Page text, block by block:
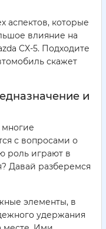
аспектов, которые
влияние на
CX-5. Подходите
скажет
и
многие
с вопросами о
роль играют в
Давай разберемся
элементы, в
удержания